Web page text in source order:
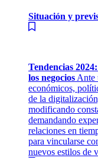
Situación y
Tendencias
los negocios Ante
económicos,
de la
modificando
demandando
relaciones en
para vincularse
nuevos estilos de